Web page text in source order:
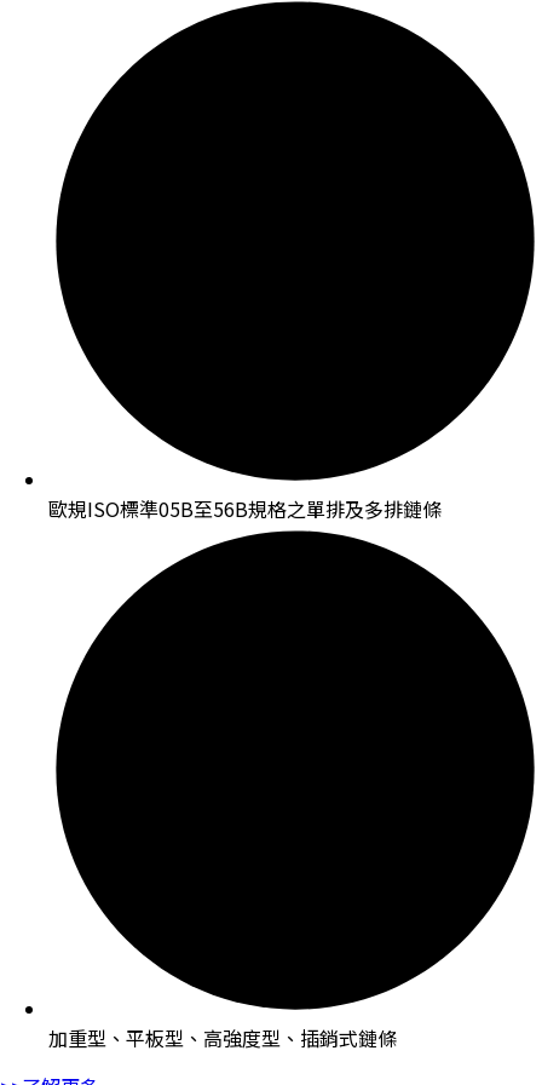
歐規ISO標準05B至56B規格之單排及多排鏈條
加重型、平板型、高強度型、插銷式鏈條